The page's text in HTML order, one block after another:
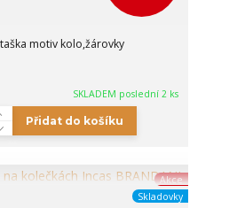
motiv kolo,žárovky
SKLADEM poslední 2 ks
Přidat do košíku
Akce
Skladovky